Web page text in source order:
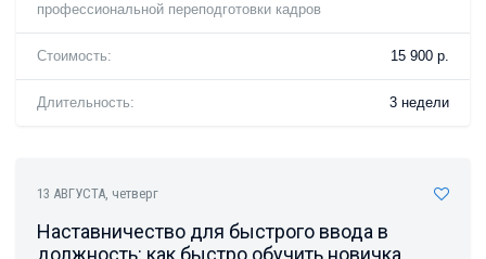
профессиональной переподготовки кадров
Стоимость: 15 900 р.
Длительность: 3 недели
13 АВГУСТА, четверг
Наставничество для быстрого ввода в
должность: как быстро обучить новичка